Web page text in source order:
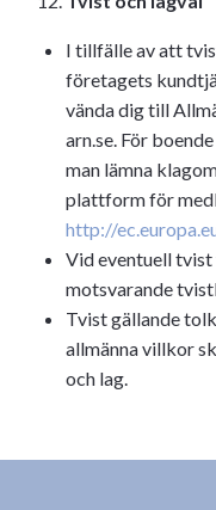
I tillfälle av att
företagets
vända dig till
arn.se. För
man lämna
plattform för
http://
Vid eventuell
motsvarande
Tvist gällande
allmänna villkor
och lag.